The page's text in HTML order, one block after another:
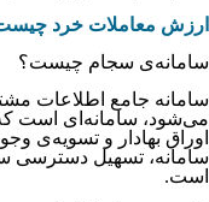
ارزش معاملات خرد
سامانه‌ی سجام چیست؟
سامانه جامع اطلاعات
می‌شود، سامانه‌ای است
اوراق بهادار و تسویه‌ی
سامانه، تسهیل دسترسی
است.